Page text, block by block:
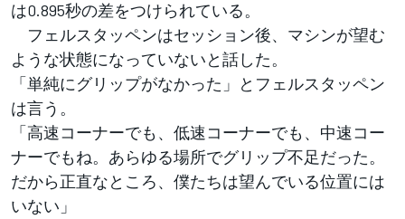
は0.895秒の差をつけられている。
フェルスタッペンはセッション後、マシンが望む
ような状態になっていないと話した。
「単純にグリップがなかった」とフェルスタッペン
は言う。
「高速コーナーでも、低速コーナーでも、中速コー
ナーでもね。あらゆる場所でグリップ不足だった。
だから正直なところ、僕たちは望んでいる位置には
いない」